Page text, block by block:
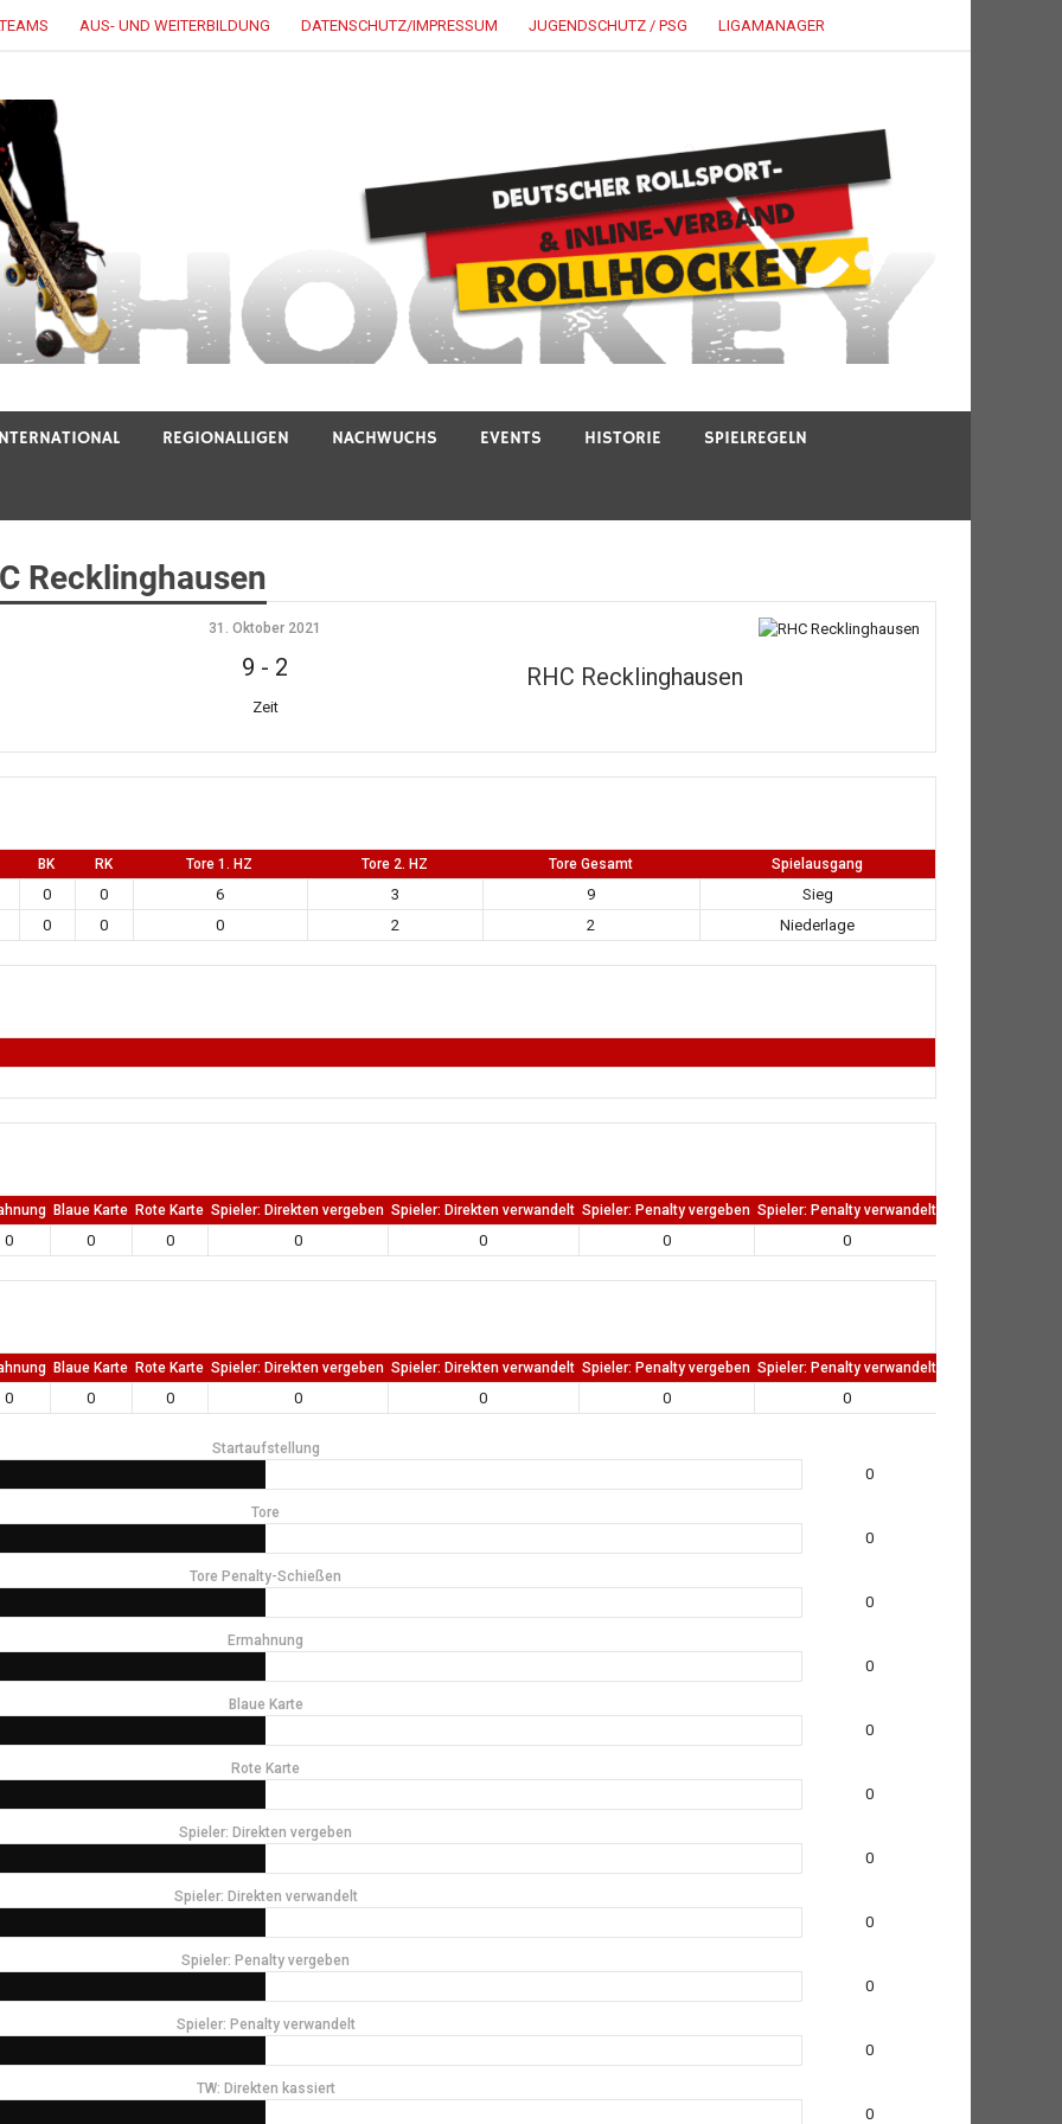
AUS- UND WEITERBILDUNG DATENSCHUTZ/IMPRESSUM JUGENDSCHUTZ / PSG LIGAMANAGER
REGIONALLIGEN NACHWUCHS EVENTS HISTORIE SPIELREGELN
Recklinghausen
RHC Recklinghausen
31. Oktober 2021
9 - 2
Zeit
BK RK Tore 1. HZ Tore 2. HZ Tore Gesamt Spielausgang
0 0 6 3 9
Sieg
0 0 0 2 2 Niederlage
Blaue Karte Rote Karte Spieler: Direkten vergeben Spieler: Direkten verwandelt Spieler: Penalty vergeben Spieler: Penalty verwandelt
0 0 0 0 0 0 0
Blaue Karte Rote Karte Spieler: Direkten vergeben Spieler: Direkten verwandelt Spieler: Penalty vergeben Spieler: Penalty verwandelt
0 0 0 0 0 0 0
Startaufstellung
0
Tore
0
Tore Penalty-Schießen
0
Ermahnung
0
Blaue Karte
0
Rote Karte
0
Spieler: Direkten vergeben
0
Spieler: Direkten verwandelt
0
Spieler: Penalty vergeben
0
Spieler: Penalty verwandelt
0
TW: Direkten kassiert
0